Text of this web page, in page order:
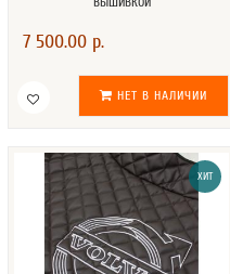
7 500.00 р.
НЕТ В НАЛИЧИИ
ХИТ